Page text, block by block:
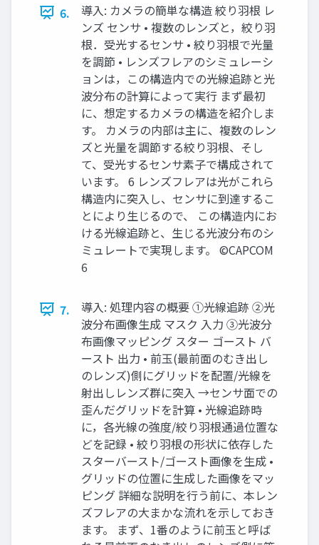
6.
導入: カメラの簡単な構造 絞り羽根 レ
ンズ センサ • 複数のレンズと，絞り羽
根．受光するセンサ • 絞り羽根で光量
を調節 • レンズフレアのシミュレーシ
ョンは，この構造内での光線追跡と光
波分布の計算によって実行 まず最初
に、想定するカメラの構造を紹介しま
す。 カメラの内部は主に、複数のレン
ズと光量を調節する絞り羽根、そし
て、受光するセンサ素子で構成されて
います。 6 レンズフレアは光がこれら
構造内に突入し、センサに到達するこ
とにより生じるので、 この構造内にお
ける光線追跡と、生じる光波分布のシ
ミュレートで実現します。 ©CAPCOM
6
7.
導入: 処理内容の概要 ①光線追跡 ②光
波分布画像生成 マスク 入力 ③光波分
布画像マッピング スター ゴースト バ
ースト 出力 • 前玉(最前面のむき出し
のレンズ)側にグリッドを配置/光線を
射出しレンズ群に突入 →センサ面での
歪んだグリッドを計算 • 光線追跡時
に，各光線の強度/絞り羽根通過位置な
どを記録 • 絞り羽根の形状に依存した
スターバースト/ゴースト画像を生成 •
グリッドの位置に生成した画像をマッ
ピング 詳細な説明を行う前に、本レン
ズフレアの大まかな流れを示しておき
ます。 まず、1番のように前玉と呼ば